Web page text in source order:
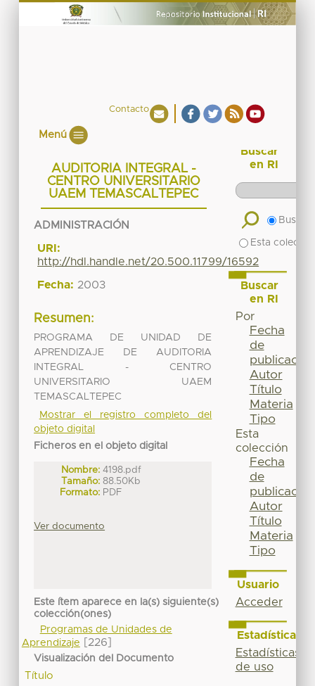
Contacto
Menú
AUDITORIA INTEGRAL -
CENTRO UNIVERSITARIO
UAEM TEMASCALTEPEC
ADMINISTRACIÓN
URI:
http://hdl.handle.net/20.500.11799/16592
Fecha: 2003
Resumen:
PROGRAMA DE UNIDAD DE
APRENDIZAJE DE AUDITORIA
INTEGRAL - CENTRO
UNIVERSITARIO UAEM
TEMASCALTEPEC
Mostrar el registro completo del
objeto digital
Ficheros en el objeto digital
Nombre: 4198.pdf
Tamaño: 88.50Kb
Formato: PDF
Ver documento
Este ítem aparece en la(s) siguiente(s)
colección(ones)
Programas de Unidades de
Aprendizaje
[226]
Visualización del Documento
Título
Buscar
en RI
Buscar
Esta
Buscar
en RI
Por
Fecha
de
publicación
Autor
Título
Materia
Tipo
Esta
colección
Fecha
de
publicación
Autor
Título
Materia
Tipo
Usuario
Acceder
Estadísticas
Estadísticas
de uso